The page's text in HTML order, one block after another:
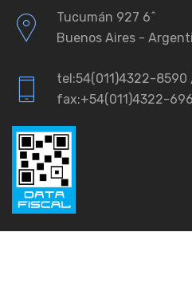
Tucumán 927 6ˆ
Buenos Aires -
tel:54(011)4322-8590
fax:+54(011)4322-